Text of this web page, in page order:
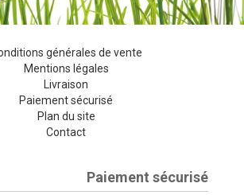
générales de vente
Mentions légales
Livraison
Paiement sécurisé
Plan du site
Contact
Paiement sécurisé